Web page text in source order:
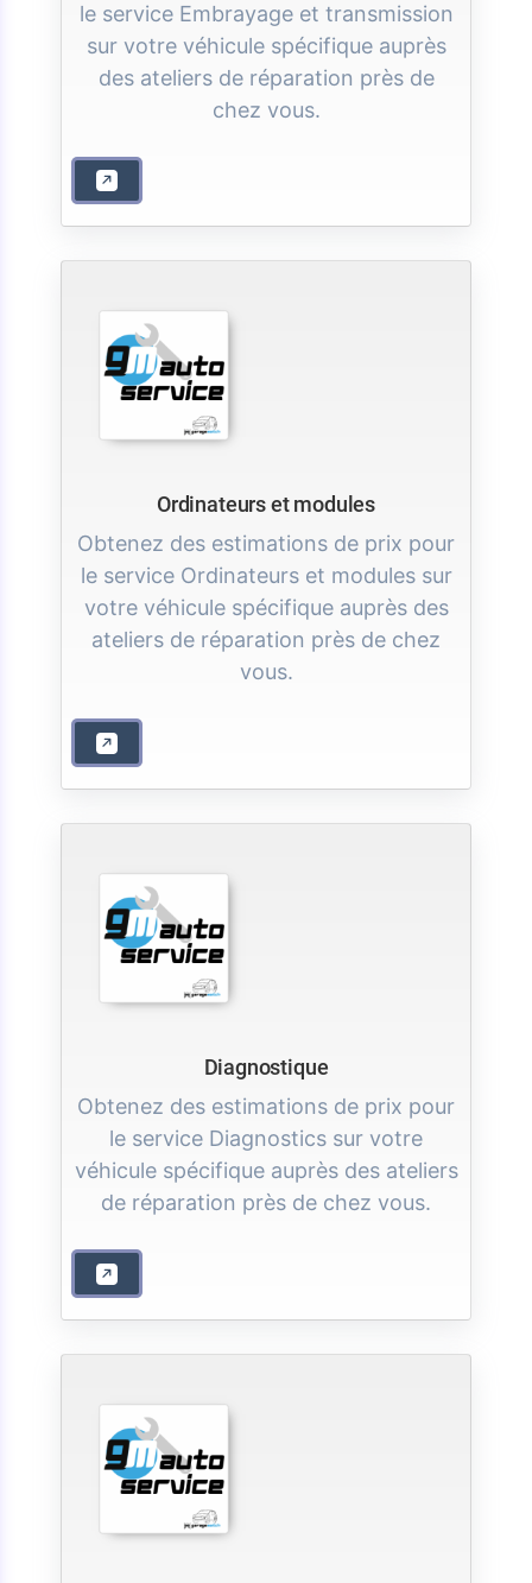
le service Embrayage et transmission
sur votre véhicule spécifique auprès
des ateliers de réparation près de
chez vous.
Ordinateurs et modules
Obtenez des estimations de prix pour
le service Ordinateurs et modules sur
votre véhicule spécifique auprès des
ateliers de réparation près de chez
vous.
Diagnostique
Obtenez des estimations de prix pour
le service Diagnostics sur votre
véhicule spécifique auprès des ateliers
de réparation près de chez vous.